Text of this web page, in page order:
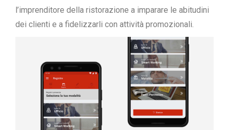
l’imprenditore della ristorazione a imparare le abitudini
dei clienti e a fidelizzarli con attività promozionali.